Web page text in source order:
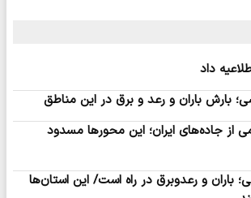
داد
بارش باران و رعد و برق در این مناطق
از جاده‌های ایران؛ این محورها مسدود
باران و رعدوبرق در راه است/ این استان‌ها